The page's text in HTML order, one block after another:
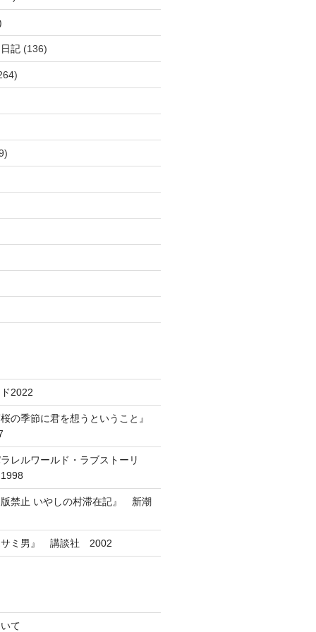
記(136)
2022
の季節に君を想うということ』
レルワールド・ラブストーリ
禁止 いやしの村滞在記』 新潮
ミ男』 講談社 2002
て